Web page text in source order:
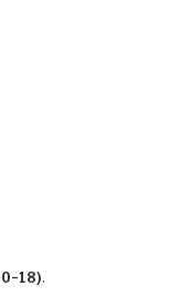
18).